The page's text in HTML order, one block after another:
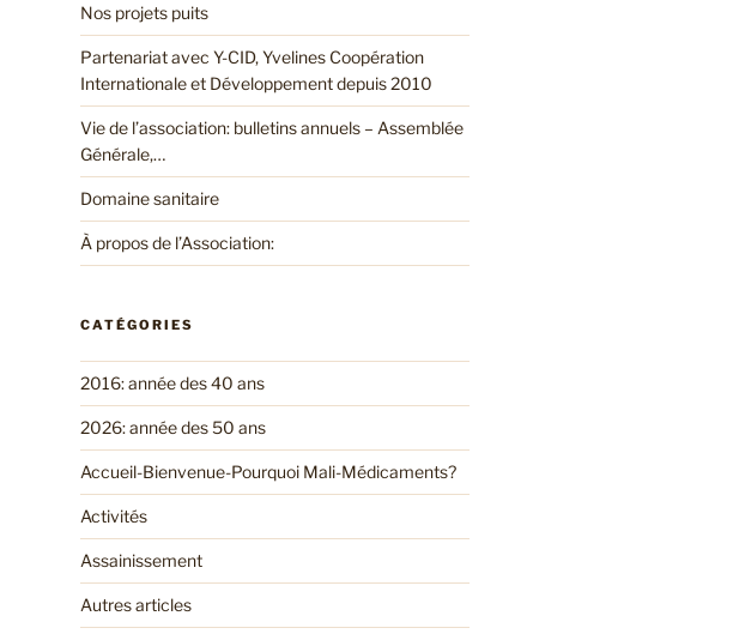
Nos projets puits
Partenariat avec Y-CID, Yvelines Coopération
Internationale et Développement depuis 2010
Vie de l’association: bulletins annuels – Assemblée
Générale,…
Domaine sanitaire
À propos de l’Association:
CATÉGORIES
2016: année des 40 ans
2026: année des 50 ans
Accueil-Bienvenue-Pourquoi Mali-Médicaments?
Activités
Assainissement
Autres articles